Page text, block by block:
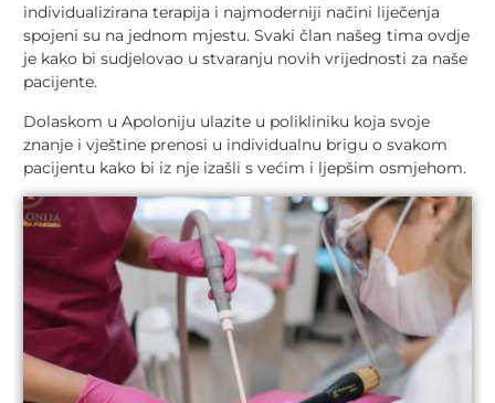
individualizirana terapija i najmoderniji načini liječenja
spojeni su na jednom mjestu. Svaki član našeg tima ovdje
je kako bi sudjelovao u stvaranju novih vrijednosti za naše
pacijente.
Dolaskom u Apoloniju ulazite u polikliniku koja svoje
znanje i vještine prenosi u individualnu brigu o svakom
pacijentu kako bi iz nje izašli s većim i ljepšim osmjehom.